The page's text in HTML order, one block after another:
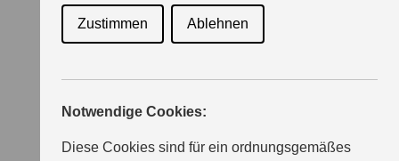
Zustimmen Ablehnen
Notwendige Cookies:
Diese Cookies sind für ein ordnungsgemäßes